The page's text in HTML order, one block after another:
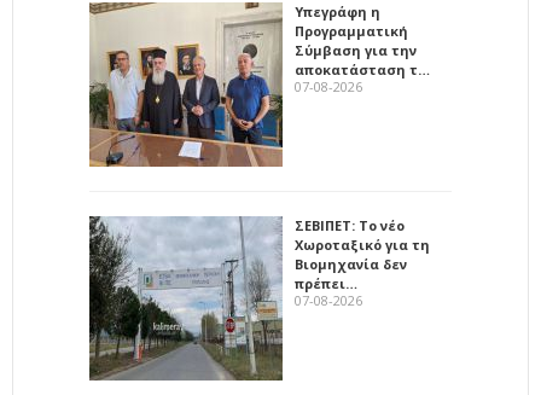
Υπεγράφη η
Προγραμματική
Σύμβαση για την
αποκατάσταση τ…
07-08-2026
ΣΕΒΙΠΕΤ: Το νέο
Χωροταξικό για τη
Βιομηχανία δεν
πρέπει…
07-08-2026